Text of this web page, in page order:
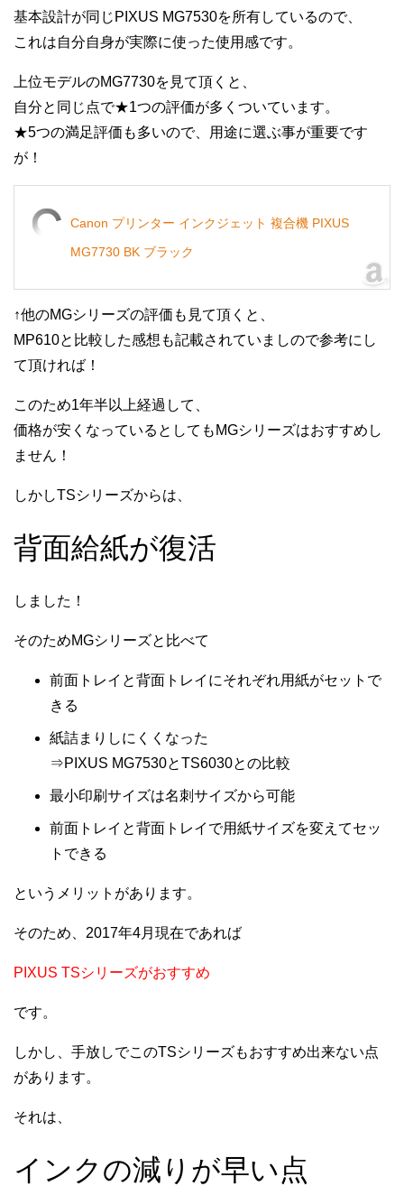
基本設計が同じPIXUS MG7530を所有しているので、
これは自分自身が実際に使った使用感です。
上位モデルのMG7730を見て頂くと、
自分と同じ点で★1つの評価が多くついています。
★5つの満足評価も多いので、用途に選ぶ事が重要です
が！
Canon プリンター インクジェット 複合機 PIXUS
MG7730 BK ブラック
↑他のMGシリーズの評価も見て頂くと、
MP610と比較した感想も記載されていましので参考にし
て頂ければ！
このため1年半以上経過して、
価格が安くなっているとしてもMGシリーズはおすすめし
ません！
しかしTSシリーズからは、
背面給紙が復活
しました！
そのためMGシリーズと比べて
前面トレイと背面トレイにそれぞれ用紙がセットで
きる
紙詰まりしにくくなった
⇒PIXUS MG7530とTS6030との比較
最小印刷サイズは名刺サイズから可能
前面トレイと背面トレイで用紙サイズを変えてセッ
トできる
というメリットがあります。
そのため、2017年4月現在であれば
PIXUS TSシリーズがおすすめ
です。
しかし、手放しでこのTSシリーズもおすすめ出来ない点
があります。
それは、
インクの減りが早い点